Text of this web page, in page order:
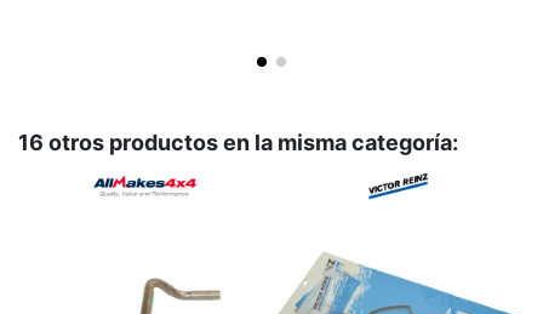
16 otros productos en la misma categoría: